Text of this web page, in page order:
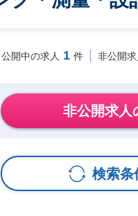
公開中の求人 1 件 非公開求
非公開求人
検索条